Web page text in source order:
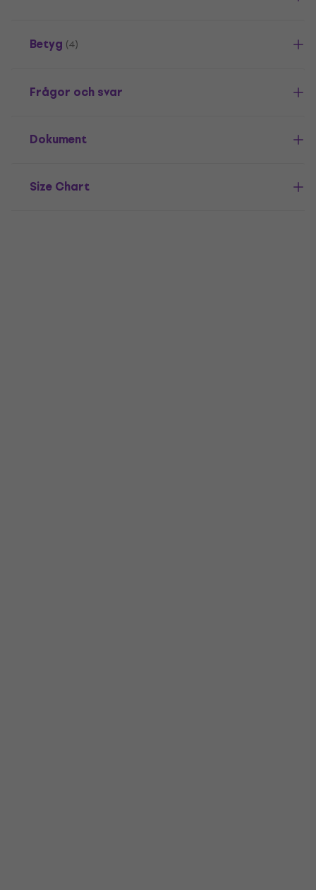
Betyg (4)
Frågor och svar
Dokument
Size Chart